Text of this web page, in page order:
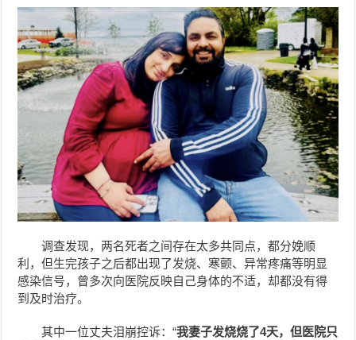
调查发现，两名死者之间存在太多共同点，都分娩顺
利，但生完孩子之后都出现了发烧、寒颤、异常疼痛等明显
感染信号，曾多次向医院反映自己身体的不适，却都没有得
到及时治疗。
其中一位丈夫泪崩控诉：“我妻子发烧烧了4天，但医院只